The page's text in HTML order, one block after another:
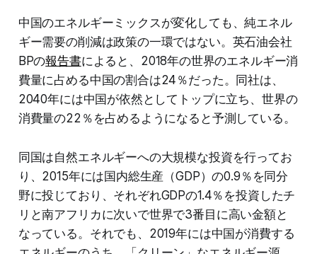
中国のエネルギーミックスが変化しても、純エネル
ギー需要の削減は政策の一環ではない。英石油会社
BPの報告書によると、2018年の世界のエネルギー消
費量に占める中国の割合は24％だった。同社は、
2040年には中国が依然としてトップに立ち、世界の
消費量の22％を占めるようになると予測している。
同国は自然エネルギーへの大規模な投資を行ってお
り、2015年には国内総生産（GDP）の0.9％を同分
野に投じており、それぞれGDPの1.4％を投資したチ
リと南アフリカに次いで世界で3番目に高い金額と
なっている。それでも、2019年には中国が消費する